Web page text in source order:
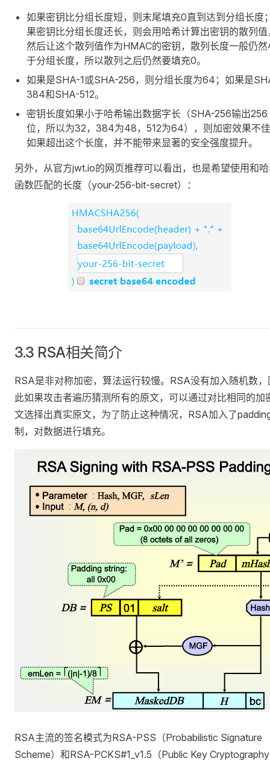
如果密钥比分组长度短，则末尾填充0直到达到分组长度
果密钥比分组长度还长，则会用哈希计算出密钥的散列值
然后让这个散列值作为HMAC的密钥，散列长度一般仍然
于分组长度，所以散列之后仍然要填充0。
如果是SHA-1或SHA-256，则分组长度为64；如果是
384和SHA-512。
密钥长度如果小于哈希输出数据字长（SHA-256输出256
位，所以为32，384为48，512为64），则加密效果不
如果超出这个长度，并不能带来显著的安全强度提升。
另外，从官方jwt.io的网页推荐可以看出，也是希望使用和
函数匹配的长度（your-256-bit-secret）：
3.3 RSA相关简介
RSA是非对称加密，算法运行较慢。RSA没有加入随机数，
此如果攻击者遍历猜测所有的原文，可以通过对比相同的加
文选择出真实原文，为了防止这种情况，RSA加入了
制，对数据进行填充。
RSA主流的签名模式为RSA-PSS（Probabilistic Signature
Scheme）和RSA-PCKS#1_v1.5（Public Key Cryptography